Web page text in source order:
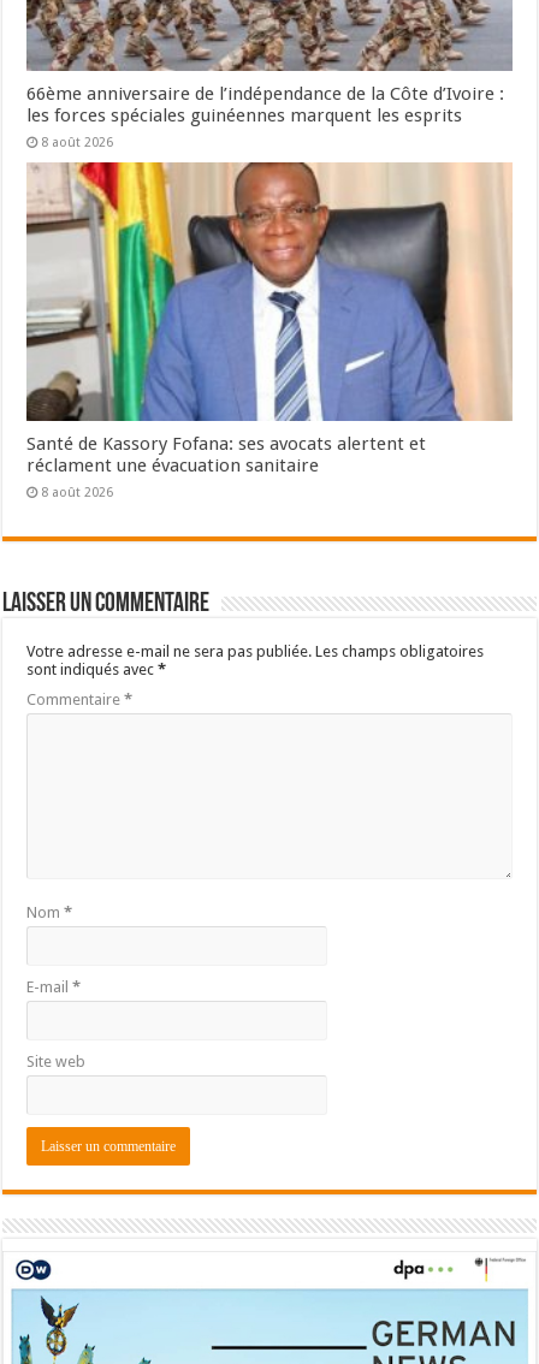
66ème anniversaire de l’indépendance de la Côte d’Ivoire :
les forces spéciales guinéennes marquent les esprits
8 août 2026
Santé de Kassory Fofana: ses avocats alertent et
réclament une évacuation sanitaire
8 août 2026
Laisser un commentaire
Votre adresse e-mail ne sera pas publiée. Les champs obligatoires
sont indiqués avec*
Commentaire*
Nom*
E-mail*
Site web